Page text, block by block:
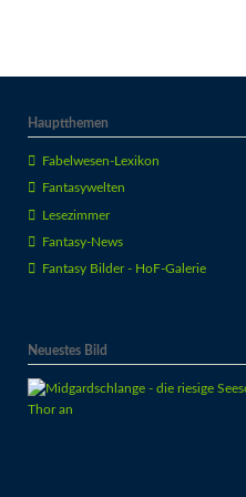
Hauptthemen
Fabelwesen-Lexikon
Fantasywelten
Lesezimmer
Fantasy-News
Fantasy Bilder - HoF-Galerie
Neuestes Bild